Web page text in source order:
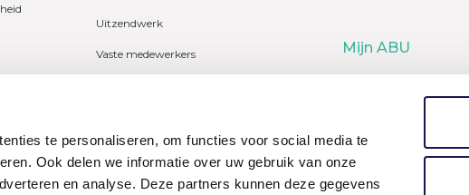
te personaliseren, om functies voor social media te
Ook delen we informatie over uw gebruik van onze
en analyse. Deze partners kunnen deze gegevens
Uitzendwerk
Vaste medewerkers
Zzp
Mijn ABU